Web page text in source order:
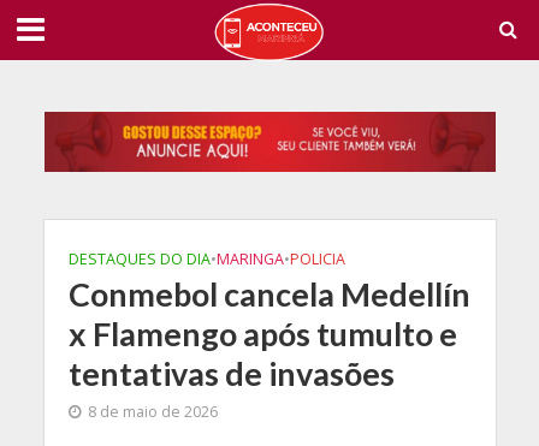
DESTAQUES DO DIA•MARINGA•POLICIA
Conmebol cancela Medellín
x Flamengo após tumulto e
tentativas de invasões
8 de maio de 2026